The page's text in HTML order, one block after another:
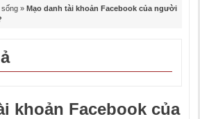
sống » Mạo danh tài khoản Facebook của người
khoản Facebook của